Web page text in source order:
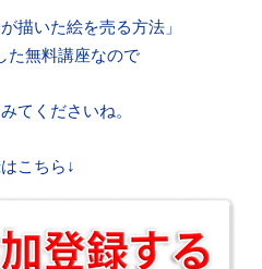
描いた絵を売る方法」
た無料講座なので
てくださいね。
こちら↓